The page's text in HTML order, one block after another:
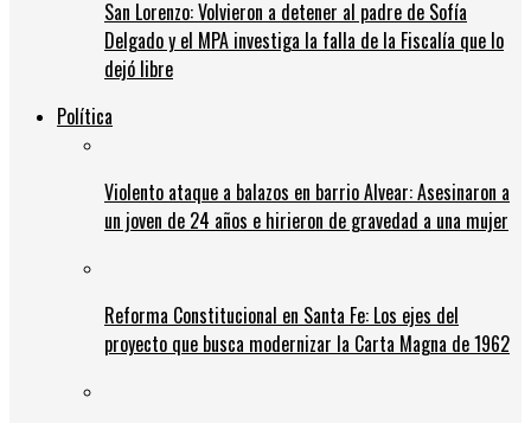
San Lorenzo: Volvieron a detener al padre de Sofía
Delgado y el MPA investiga la falla de la Fiscalía que lo
dejó libre
Política
Violento ataque a balazos en barrio Alvear: Asesinaron a
un joven de 24 años e hirieron de gravedad a una mujer
Reforma Constitucional en Santa Fe: Los ejes del
proyecto que busca modernizar la Carta Magna de 1962